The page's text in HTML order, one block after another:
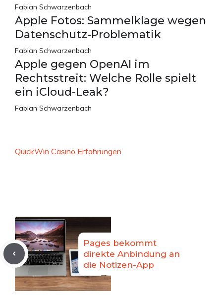
Fabian Schwarzenbach
Apple Fotos: Sammelklage wegen
Datenschutz-Problematik
Fabian Schwarzenbach
Apple gegen OpenAI im
Rechtsstreit: Welche Rolle spielt
ein iCloud-Leak?
Fabian Schwarzenbach
QuickWin Casino Erfahrungen
Pages bekommt
direkte Anbindung an
die Notizen-App